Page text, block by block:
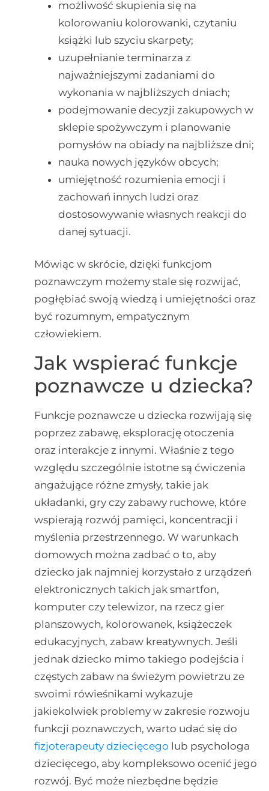
możliwość skupienia się na
kolorowaniu kolorowanki, czytaniu
książki lub szyciu skarpety;
uzupełnianie terminarza z
najważniejszymi zadaniami do
wykonania w najbliższych dniach;
podejmowanie decyzji zakupowych w
sklepie spożywczym i planowanie
pomysłów na obiady na najbliższe dni;
nauka nowych języków obcych;
umiejętność rozumienia emocji i
zachowań innych ludzi oraz
dostosowywanie własnych reakcji do
danej sytuacji.
Mówiąc w skrócie, dzięki funkcjom
poznawczym możemy stale się rozwijać,
pogłębiać swoją wiedzą i umiejętności oraz
być rozumnym, empatycznym
człowiekiem.
Jak wspierać funkcje
poznawcze u dziecka?
Funkcje poznawcze u dziecka rozwijają się
poprzez zabawę, eksplorację otoczenia
oraz interakcje z innymi. Właśnie z tego
względu szczególnie istotne są ćwiczenia
angażujące różne zmysły, takie jak
układanki, gry czy zabawy ruchowe, które
wspierają rozwój pamięci, koncentracji i
myślenia przestrzennego. W warunkach
domowych można zadbać o to, aby
dziecko jak najmniej korzystało z urządzeń
elektronicznych takich jak smartfon,
komputer czy telewizor, na rzecz gier
planszowych, kolorowanek, książeczek
edukacyjnych, zabaw kreatywnych. Jeśli
jednak dziecko mimo takiego podejścia i
częstych zabaw na świeżym powietrzu ze
swoimi rówieśnikami wykazuje
jakiekolwiek problemy w zakresie rozwoju
funkcji poznawczych, warto udać się do
fizjoterapeuty dziecięcego lub psychologa
dziecięcego, aby kompleksowo ocenić jego
rozwój. Być może niezbędne będzie